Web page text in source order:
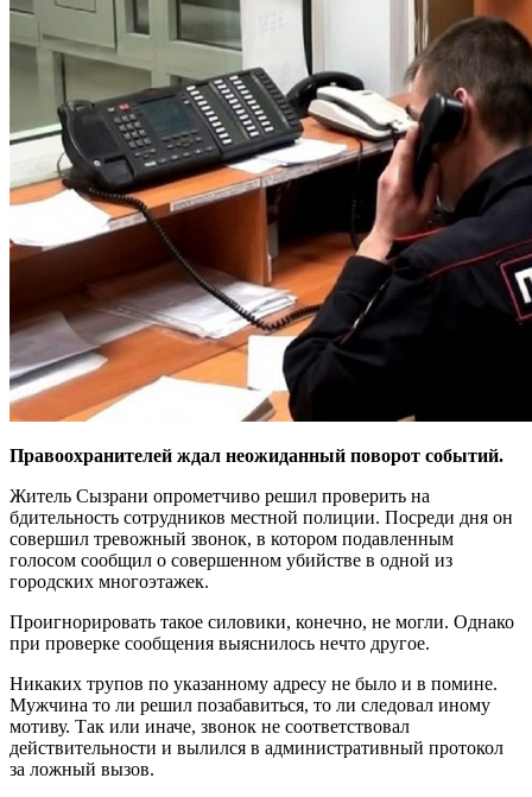
Правоохранителей ждал неожиданный поворот событий.
Житель Сызрани опрометчиво решил проверить на
бдительность сотрудников местной полиции. Посреди дня он
совершил тревожный звонок, в котором подавленным
голосом сообщил о совершенном убийстве в одной из
городских многоэтажек.
Проигнорировать такое силовики, конечно, не могли. Однако
при проверке сообщения выяснилось нечто другое.
Никаких трупов по указанному адресу не было и в помине.
Мужчина то ли решил позабавиться, то ли следовал иному
мотиву. Так или иначе, звонок не соответствовал
действительности и вылился в административный протокол
за ложный вызов.